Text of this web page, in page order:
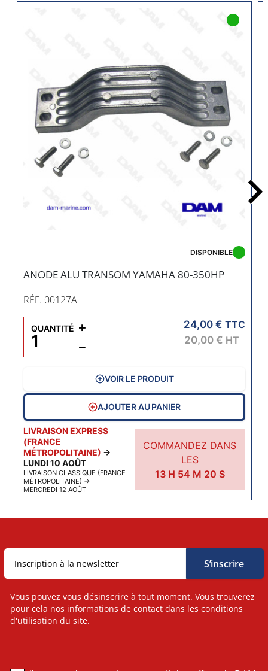
ANODE ALU TRANSOM YAMAHA 80-350HP
RÉF. 00127A
LIVRAISON EXPRESS
(FRANCE
MÉTROPOLITAINE) →
LUNDI 10 AOÛT
LIVRAISON CLASSIQUE (FRANCE
MÉTROPOLITAINE) →
MERCREDI 12 AOÛT
COMMANDEZ DANS
LES
13H 54 M 20 S
DISPONIBLE
24,00 € TTC
20,00 € HT
QUANTITÉ
−
+
VOIR LE PRODUIT
AJOUTER AU PANIER
Vous pouvez vous désinscrire à tout moment. Vous trouverez
pour cela nos informations de contact dans les conditions
d'utilisation du site.